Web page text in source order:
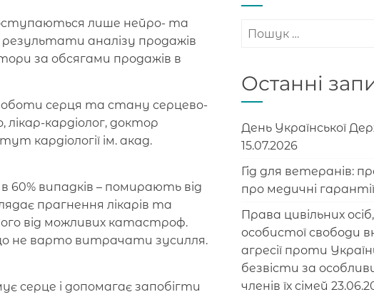
лише нейро- та
аналізу продажів
за обсягами продажів в
серця та стану серцево-
кардіолог, доктор
кардіології ім. акад.
60% випадків – помирають від
прагнення лікарів та
від можливих катастроф.
не варто витрачати зусилля.
серце і допомагає запобігти
Пошук:
Останні
День Української
15.07.2026
Гід для ветеранів:
про медичні
Права цивільних
особистої свободи
агресії проти
безвісти за
членів їх сімей